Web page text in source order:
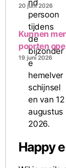
20 juni 2026
Kunnen
poorten
19 juni 2026
Happy